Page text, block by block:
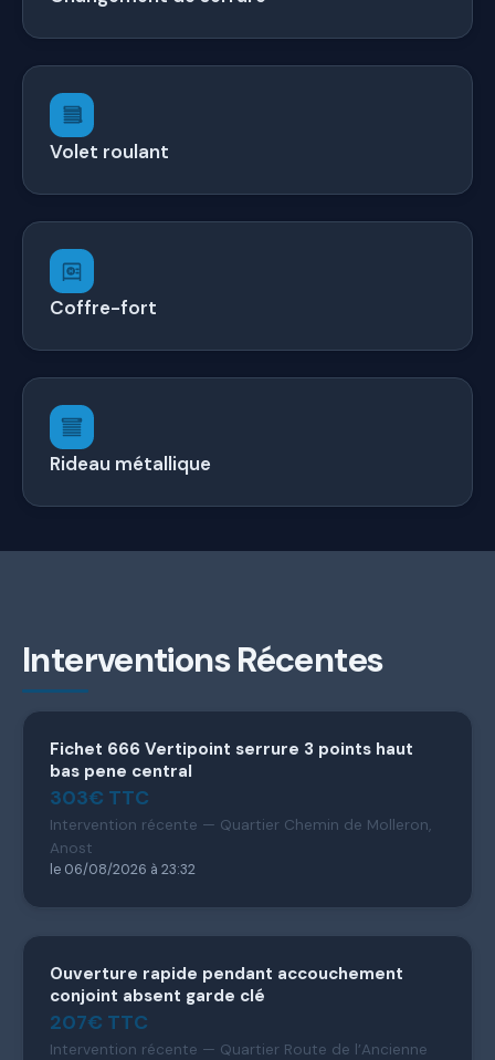
Volet roulant
Coffre-fort
Rideau métallique
Interventions Récentes
Fichet 666 Vertipoint serrure 3 points haut
bas pene central
303€ TTC
Intervention récente — Quartier Chemin de Molleron,
Anost
le 06/08/2026 à 23:32
Ouverture rapide pendant accouchement
conjoint absent garde clé
207€ TTC
Intervention récente — Quartier Route de l’Ancienne